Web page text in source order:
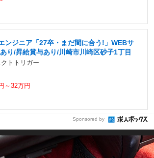
ンジニア「27卒・まだ間に合う!」WEBサ
り/昇給賞与あり/川崎市川崎区砂子1丁目
トトリガー
～32万円
Sponsored by